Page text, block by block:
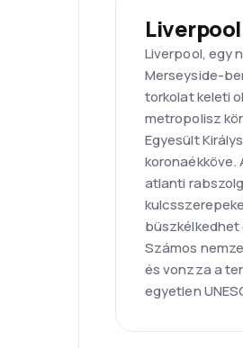
Liverpool
Liverpool, egy
Merseyside-
torkolat keleti
metropolisz
Egyesült
atlanti
büszkélkedhet
Számos
és vonzza a
egyetlen